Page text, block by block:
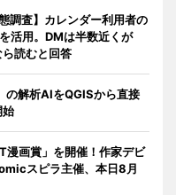
調査】カレンダー利用者の
活用。DMは半数近くが
ら読むと回答
解析AIをQGISから直接
始
漫画賞」を開催！作家デビ
スピラ主催、本日8月